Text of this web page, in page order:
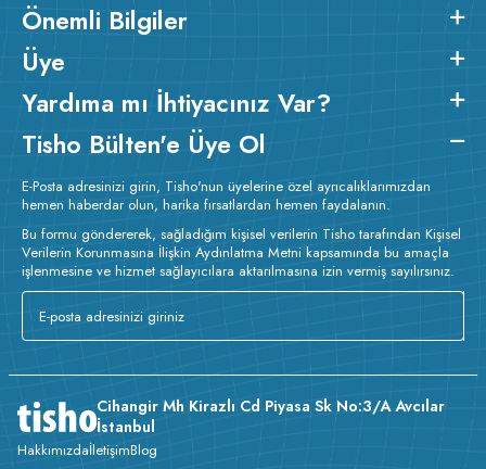
Önemli Bilgiler
Üye
Yardıma mı İhtiyacınız Var?
Tisho Bülten'e Üye Ol
E-Posta adresinizi girin, Tisho'nun üyelerine özel ayrıcalıklarımızdan
hemen haberdar olun, harika fırsatlardan hemen faydalanın.
Bu formu göndererek, sağladığım kişisel verilerin Tisho tarafından Kişisel
Verilerin Korunmasına İlişkin Aydınlatma Metni kapsamında bu amaçla
işlenmesine ve hizmet sağlayıcılara aktarılmasına izin vermiş sayılırsınız.
Cihangir Mh Kirazlı Cd Piyasa Sk No:3/A Avcılar
İstanbul
HakkımızdaİletişimBlog